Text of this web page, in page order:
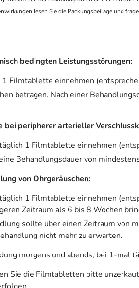
lesen Sie die Packungsbeilage und
bedingten Leistungsstörungen:
Filmtablette einnehmen
betragen. Nach einer
bei peripherer arterieller
1 Filmtablette einnehmen
Behandlungsdauer von
von Ohrgeräuschen:
1 Filmtablette einnehmen
Zeitraum als 6 bis 8 Wochen
sollte über einen Zeitraum von
nicht mehr zu erwarten.
morgens und abends, bei 1-mal
Sie die Filmtabletten bitte